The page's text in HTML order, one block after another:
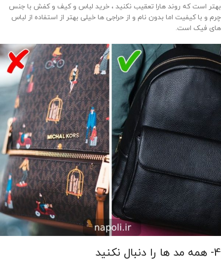
بهتر است که روند هارا تعقیب نکنید ، خرید لباس و کیف و کفش با جنس
چرم و با کیفیت اما بدون نام و از حراجی ها خیلی بهتر از استفاده از لباس
های فیک است.
4- همه مد ها را دنبال نکنید